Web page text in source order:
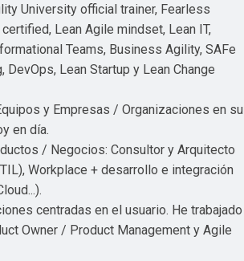
University official trainer, Fearless
Lean Agile mindset, Lean IT,
Teams, Business Agility, SAFe
DevOps, Lean Startup y Lean Change
y Empresas / Organizaciones en su
en día.
/ Negocios: Consultor y Arquitecto
Workplace + desarrollo e integración
centradas en el usuario. He trabajado
Owner / Product Management y Agile